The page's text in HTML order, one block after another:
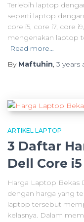
Terlebih laptop
seperti laptop
core i5, core i7, core
mengenakan laptop
Read more…
By Maftuhin, 3 years
ARTIKEL LAPTOP
3 Daftar
Dell Core i5
Harga Laptop Bekas
dengan harga yang
laptop tersebut
kelasnya. Dalam